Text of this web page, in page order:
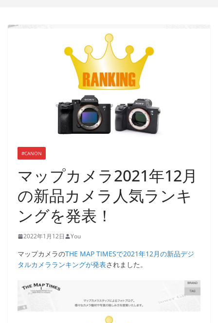
#CANON
マップカメラ2021年12月
の新品カメラ人気ランキ
ングを発表！
2022年1月12日 You
マップカメラのTHE MAP TIMESで2021年12月の新品デジ
タルカメラランキングが発表されました。